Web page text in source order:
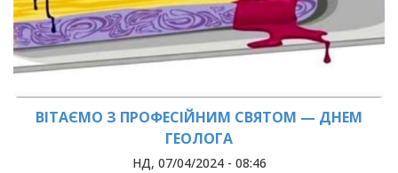
ВІТАЄМО З ПРОФЕСІЙНИМ СВЯТОМ — ДНЕМ
ГЕОЛОГА
НД, 07/04/2024 - 08:46